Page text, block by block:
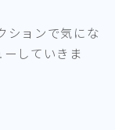
ションで気にな
していきま